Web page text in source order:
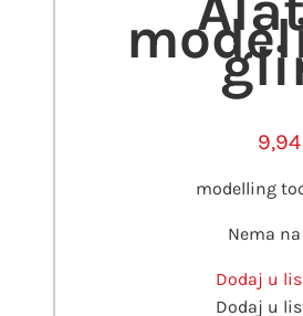
9,94
modelling
Nema
Dodaj u
Dodaj u